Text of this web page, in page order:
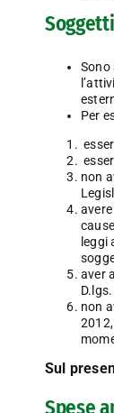
Sono
Per
non
leggi
aver
non
Sul
Spese